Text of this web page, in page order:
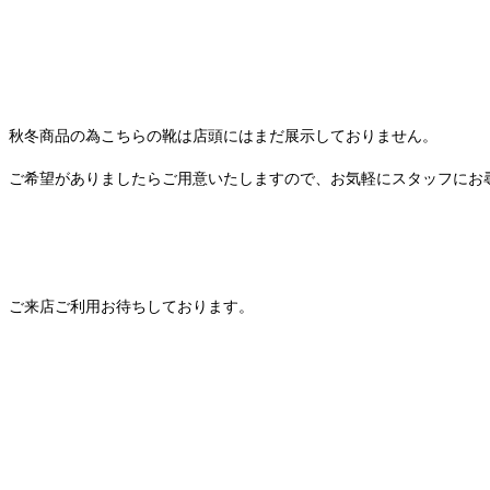
秋冬商品の為こちらの靴は店頭にはまだ展示しておりません。
ご希望がありましたらご用意いたしますので、お気軽にスタッフにお
ご来店ご利用お待ちしております。